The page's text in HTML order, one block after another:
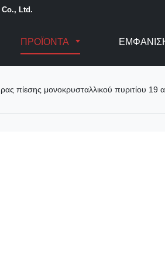
Ltd.
ΠΡΟΪΌΝΤΑ
πίεσης μονοκρυσταλλικού πυριτίου 19